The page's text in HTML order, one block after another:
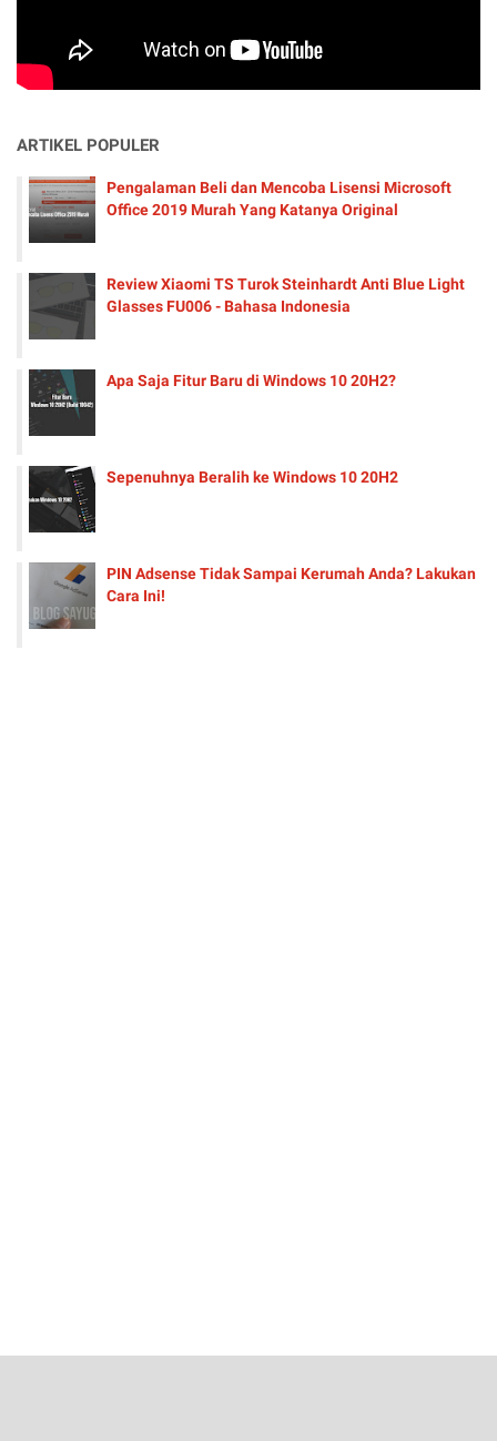
ARTIKEL POPULER
Pengalaman Beli dan Mencoba Lisensi Microsoft
Office 2019 Murah Yang Katanya Original
Review Xiaomi TS Turok Steinhardt Anti Blue Light
Glasses FU006 - Bahasa Indonesia
Apa Saja Fitur Baru di Windows 10 20H2?
Sepenuhnya Beralih ke Windows 10 20H2
PIN Adsense Tidak Sampai Kerumah Anda? Lakukan
Cara Ini!